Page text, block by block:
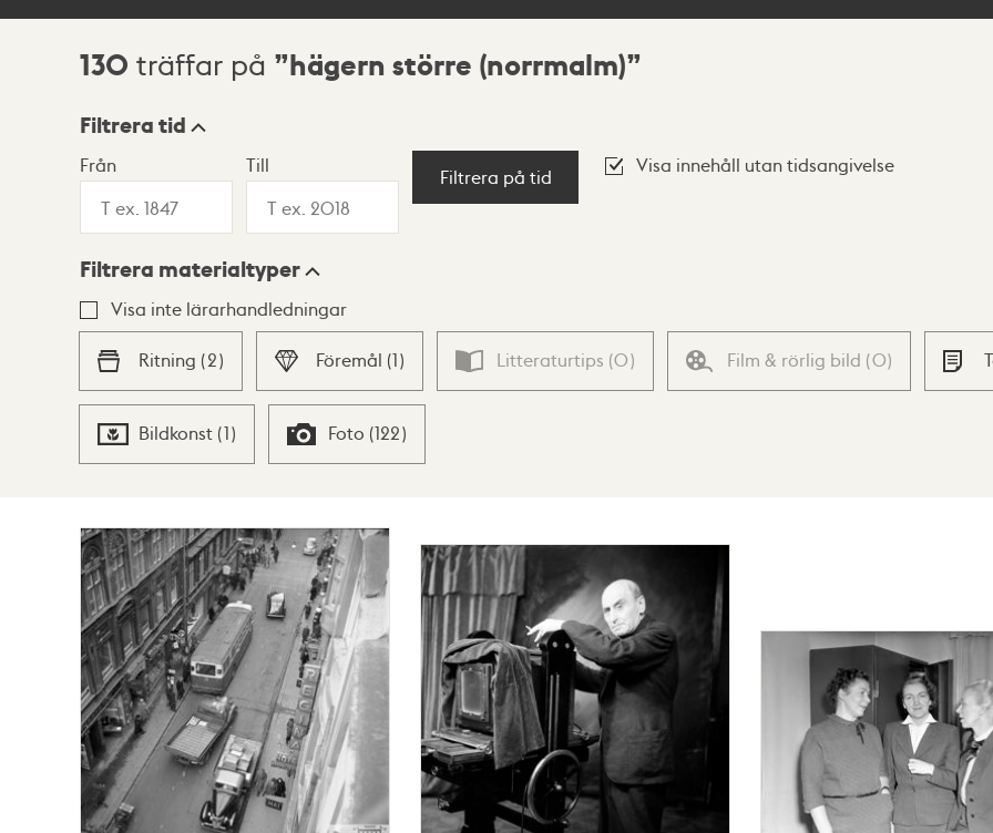
Sökresultat
130 träffar på hägern större (norrmalm)
Visningsläge
Lista Karta
Filtrera tid
Från Till
Filtrera på tid
Visa innehåll utan tidsangivelse
Filtrera materialtyper
Visa inte lärarhandledningar
Ritning (2) Föremål (1) Litteraturtips (0) Film & rörlig bild (0)
Bildkonst (1) Foto (122)
träffar